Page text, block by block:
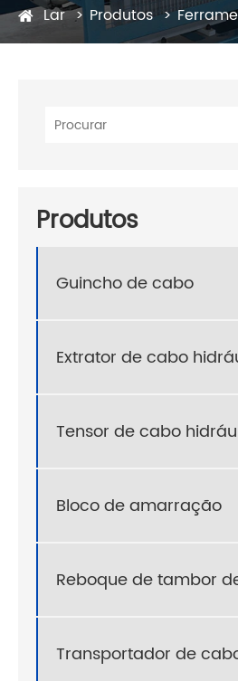
Lar Produtos
Produtos
Guincho de cabo
Extrator de cabo
Tensor de cabo
Bloco de amarração
Reboque de tambor
Transportador de